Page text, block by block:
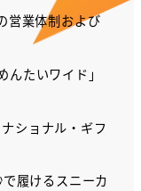
営業体制および
んたいワイド」
ショナル・ギフ
履けるスニーカ